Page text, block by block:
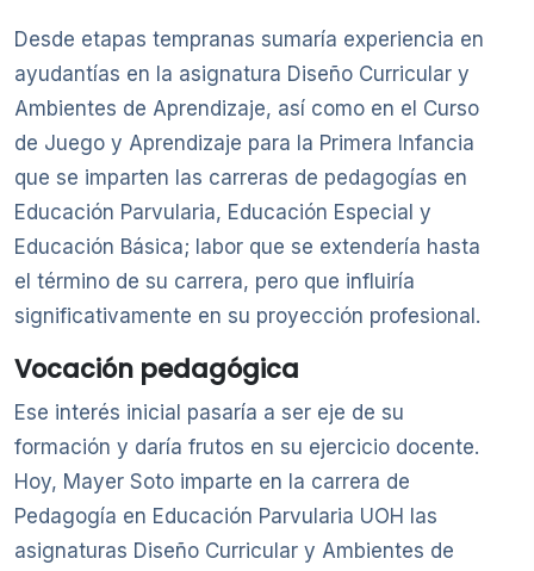
Desde etapas tempranas sumaría experiencia en
ayudantías en la asignatura Diseño Curricular y
Ambientes de Aprendizaje, así como en el Curso
de Juego y Aprendizaje para la Primera Infancia
que se imparten las carreras de pedagogías en
Educación Parvularia, Educación Especial y
Educación Básica; labor que se extendería hasta
el término de su carrera, pero que influiría
significativamente en su proyección profesional.
Vocación pedagógica
Ese interés inicial pasaría a ser eje de su
formación y daría frutos en su ejercicio docente.
Hoy, Mayer Soto imparte en la carrera de
Pedagogía en Educación Parvularia UOH las
asignaturas Diseño Curricular y Ambientes de